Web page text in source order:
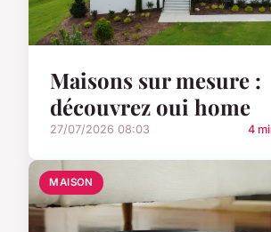
Maisons sur mesure :
découvrez oui home
27/07/2026 08:03 4
MAISON